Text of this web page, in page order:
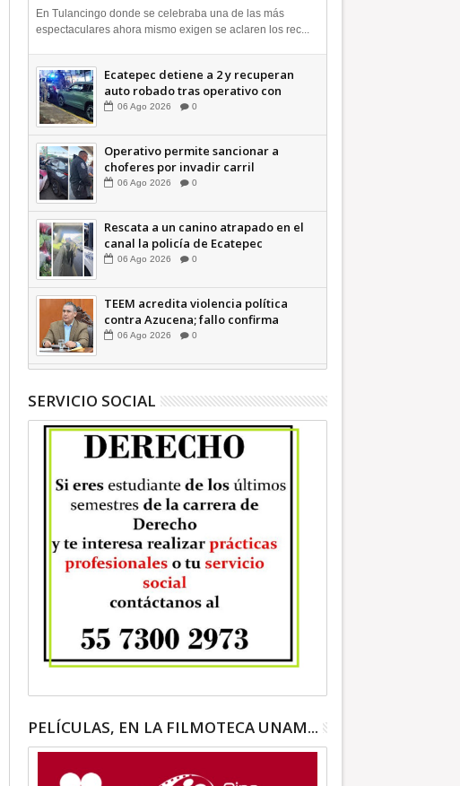
En Tulancingo donde se celebraba una de las más
espectaculares ahora mismo exigen se aclaren los rec...
Ecatepec detiene a 2 y recuperan
auto robado tras operativo con
Tecámac +Video | INFORMATIVA
06 Ago 2026 0
Operativo permite sancionar a
choferes por invadir carril
confinado: Ecatepec +Video |
06 Ago 2026 0
Rescata a un canino atrapado en el
canal la policía de Ecatepec
INFORMATIVA
06 Ago 2026 0
TEEM acredita violencia política
contra Azucena; fallo confirma
guerra sucia: Octavio Martínez
06 Ago 2026 0
SERVICIO SOCIAL
PELÍCULAS, EN LA FILMOTECA UNAM...